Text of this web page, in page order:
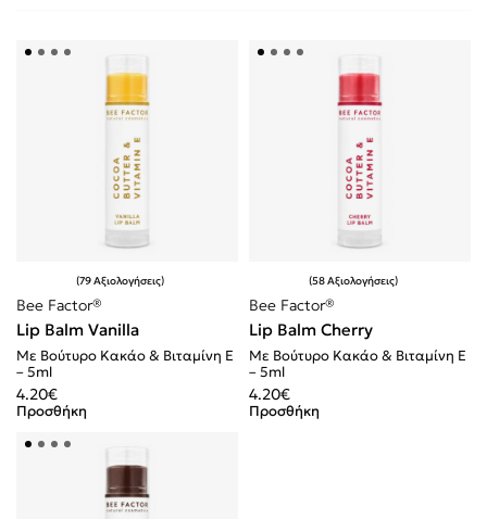
Βαθμολογήθηκε με
79 Αξιολογήσεις
Bee Factor®
Lip Balm Vanilla
Με Βούτυρο Κακάο & Βιταμίνη E
– 5ml
4.20€
Προσθήκη
Βαθμολογήθηκε με
58 Αξιολογήσεις
Bee Factor®
Lip Balm Cherry
Με Βούτυρο Κακάο & Βιταμίνη E
– 5ml
4.20€
Προσθήκη